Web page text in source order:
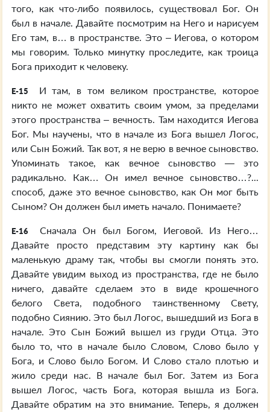
того, как что-либо появилось, существовал Бог. Он
был в начале. Давайте посмотрим на Него и нарисуем
Его там, в… в пространстве. Это – Иегова, о котором
мы говорим. Только минутку проследите, как троица
Бога приходит к человеку.
E-15
И там, в том великом пространстве, которое
никто не может охватить своим умом, за пределами
этого пространства – вечность. Там находится Иегова
Бог. Мы научены, что в начале из Бога вышел Логос,
или Сын Божий. Так вот, я не верю в вечное сыновство.
Упоминать такое, как вечное сыновство — это
радикально. Как… Он имел вечное сыновство…?...
способ, даже это вечное сыновство, как Он мог быть
Сыном? Он должен был иметь начало. Понимаете?
E-16
Сначала Он был Богом, Иеговой. Из Него…
Давайте просто представим эту картину как бы
маленькую драму так, чтобы вы смогли понять это.
Давайте увидим выход из пространства, где не было
ничего, давайте сделаем это в виде крошечного
белого Света, подобного таинственному Свету,
подобно Сиянию. Это был Логос, вышедший из Бога в
начале. Это Сын Божий вышел из груди Отца. Это
было то, что в начале было Словом, Слово было у
Бога, и Слово было Богом. И Слово стало плотью и
жило среди нас. В начале был Бог. Затем из Бога
вышел Логос, часть Бога, которая вышла из Бога.
Давайте обратим на это внимание. Теперь, я должен